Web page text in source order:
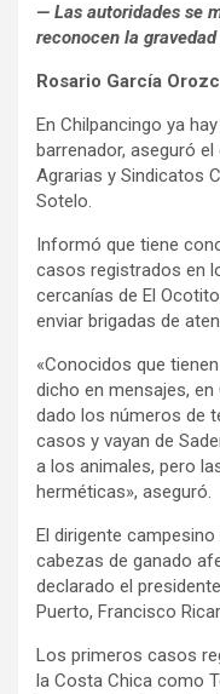
— Las autoridades se
reconocen la
Rosario García
En Chilpancingo ya
barrenador, aseguró
Agrarias y Sindicatos
Sotelo.
Informó que tiene
casos registrados en
cercanías de El
enviar brigadas de
«Conocidos que
dicho en mensajes, en
dado los números de
casos y vayan de
a los animales, pero
herméticas», aseguró.
El dirigente
cabezas de ganado
declarado el
Puerto, Francisco
Los primeros casos
la Costa Chica como